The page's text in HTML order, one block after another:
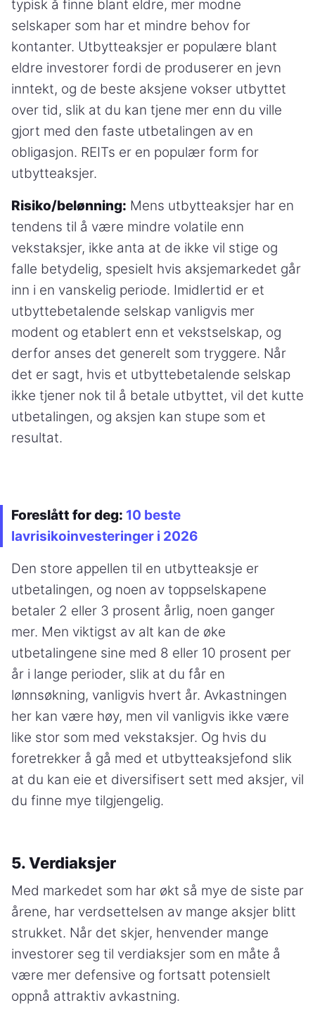
typisk å finne blant eldre, mer modne
selskaper som har et mindre behov for
kontanter. Utbytteaksjer er populære blant
eldre investorer fordi de produserer en jevn
inntekt, og de beste aksjene vokser utbyttet
over tid, slik at du kan tjene mer enn du ville
gjort med den faste utbetalingen av en
obligasjon. REITs er en populær form for
utbytteaksjer.
Risiko/belønning: Mens utbytteaksjer har en
tendens til å være mindre volatile enn
vekstaksjer, ikke anta at de ikke vil stige og
falle betydelig, spesielt hvis aksjemarkedet går
inn i en vanskelig periode. Imidlertid er et
utbyttebetalende selskap vanligvis mer
modent og etablert enn et vekstselskap, og
derfor anses det generelt som tryggere. Når
det er sagt, hvis et utbyttebetalende selskap
ikke tjener nok til å betale utbyttet, vil det kutte
utbetalingen, og aksjen kan stupe som et
resultat.
Foreslått for deg: 10 beste
lavrisikoinvesteringer i 2026
Den store appellen til en utbytteaksje er
utbetalingen, og noen av toppselskapene
betaler 2 eller 3 prosent årlig, noen ganger
mer. Men viktigst av alt kan de øke
utbetalingene sine med 8 eller 10 prosent per
år i lange perioder, slik at du får en
lønnsøkning, vanligvis hvert år. Avkastningen
her kan være høy, men vil vanligvis ikke være
like stor som med vekstaksjer. Og hvis du
foretrekker å gå med et utbytteaksjefond slik
at du kan eie et diversifisert sett med aksjer, vil
du finne mye tilgjengelig.
5. Verdiaksjer
Med markedet som har økt så mye de siste par
årene, har verdsettelsen av mange aksjer blitt
strukket. Når det skjer, henvender mange
investorer seg til verdiaksjer som en måte å
være mer defensive og fortsatt potensielt
oppnå attraktiv avkastning.